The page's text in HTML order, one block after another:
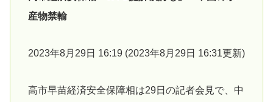
産物禁輸
2023年8月29日 16:19 (2023年8月29日 16:31更新)
高市早苗経済安全保障相は29日の記者会見で、中